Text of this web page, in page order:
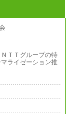
ＴＴグループの特
ライゼーション推